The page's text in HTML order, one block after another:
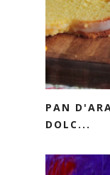
PAN
DOLC...